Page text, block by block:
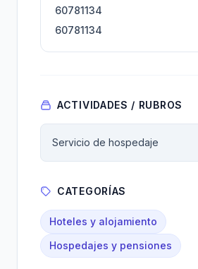
60781134
60781134
ACTIVIDADES / RUBROS
Servicio de hospedaje
CATEGORÍAS
Hoteles y alojamiento
Hospedajes y pensiones